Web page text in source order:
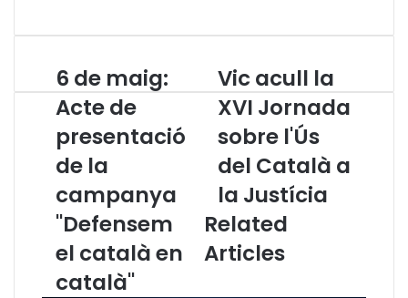
6
d
e
m
a
i
g
t
e
6 de maig:
Acte de
presentació
de la
campanya
"Defensem
el català en
català"
V
i
c
a
u
l
l
l
X
Vic acull la
XVI Jornada
sobre l'Ús
del Català a
la Justícia
Related
Articles